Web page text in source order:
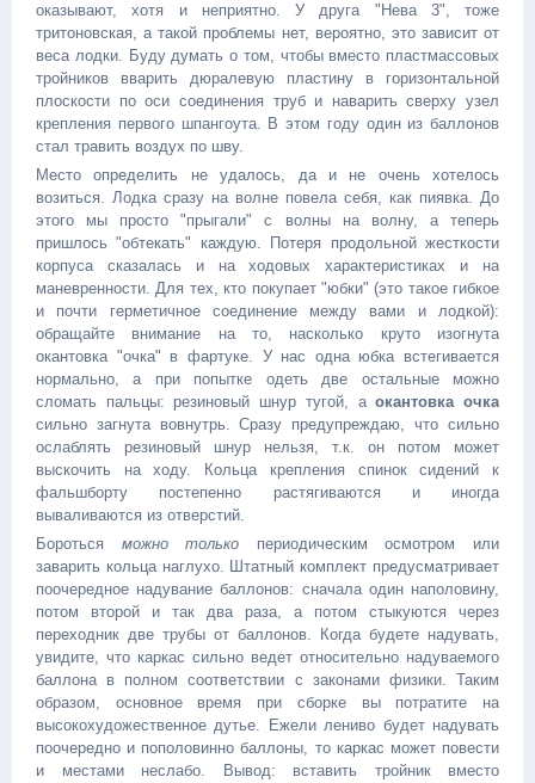
оказывают, хотя и неприятно. У друга "Нева 3", тоже
тритоновская, а такой проблемы нет, вероятно, это зависит от
веса лодки. Буду думать о том, чтобы вместо пластмассовых
тройников вварить дюралевую пластину в горизонтальной
плоскости по оси соединения труб и наварить сверху узел
крепления первого шпангоута. В этом году один из баллонов
стал травить воздух по шву.
Место определить не удалось, да и не очень хотелось
возиться. Лодка сразу на волне повела себя, как пиявка. До
этого мы просто "прыгали" с волны на волну, а теперь
пришлось "обтекать" каждую. Потеря продольной жесткости
корпуса сказалась и на ходовых характеристиках и на
маневренности. Для тех, кто покупает "юбки" (это такое гибкое
и почти герметичное соединение между вами и лодкой):
обращайте внимание на то, насколько круто изогнута
окантовка "очка" в фартуке. У нас одна юбка встегивается
нормально, а при попытке одеть две остальные можно
сломать пальцы: резиновый шнур тугой, аокантовка очка
сильно загнута вовнутрь. Сразу предупреждаю, что сильно
ослаблять резиновый шнур нельзя, т.к. он потом может
выскочить на ходу. Кольца крепления спинок сидений к
фальшборту постепенно растягиваются и иногда
вываливаются из отверстий.
Бороться можно только периодическим осмотром или
заварить кольца наглухо. Штатный комплект предусматривает
поочередное надувание баллонов: сначала один наполовину,
потом второй и так два раза, а потом стыкуются через
переходник две трубы от баллонов. Когда будете надувать,
увидите, что каркас сильно ведет относительно надуваемого
баллона в полном соответствии с законами физики. Таким
образом, основное время при сборке вы потратите на
высокохудожественное дутье. Ежели лениво будет надувать
поочередно и пополовинно баллоны, то каркас может повести
и местами неслабо. Вывод: вставить тройник вместо